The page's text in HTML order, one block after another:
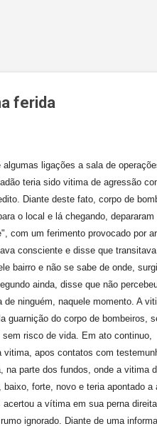
ferida
ligações a sala de
teria sido vitima de agressão
Diante deste fato, corpo de
o local e lá chegando, depararam
com um ferimento provocado por
consciente e disse que
bairro e não se sabe de onde,
ainda, disse que não
ninguém, naquele momento. A
guarnição do corpo de bombeiros,
risco de vida. Em ato continuo,
apos contatos com
parte dos fundos, onde a vitima
forte, novo e teria apontado a
a vítima em sua perna
ignorado. Diante de uma